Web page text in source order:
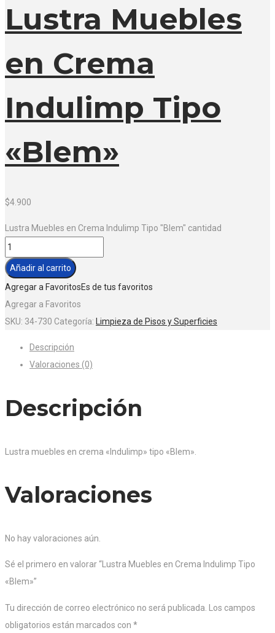
Lustra Muebles
en Crema
Indulimp Tipo
«Blem»
$4.900
Lustra Muebles en Crema Indulimp Tipo "Blem" cantidad
Añadir al carrito
Agregar a FavoritosEs de tus favoritos
Agregar a Favoritos
SKU: 34-730 Categoría: Limpieza de Pisos y Superficies
Descripción
Valoraciones (0)
Descripción
Lustra muebles en crema «Indulimp» tipo «Blem».
Valoraciones
No hay valoraciones aún.
Sé el primero en valorar “Lustra Muebles en Crema Indulimp Tipo
«Blem»”
Tu dirección de correo electrónico no será publicada. Los campos
obligatorios están marcados con *